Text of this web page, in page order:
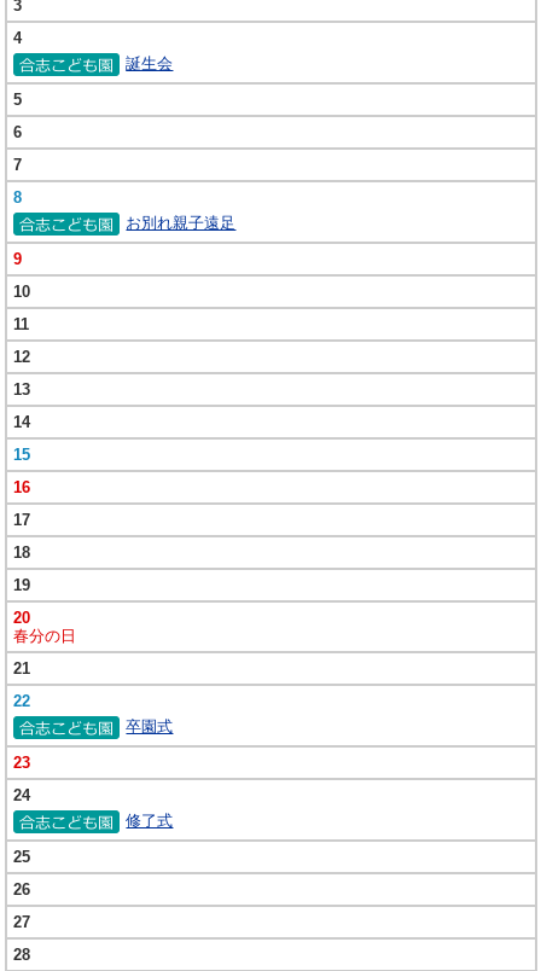
3
4
誕生会
5
6
7
8
お別れ親子遠足
9
10
11
12
13
14
15
16
17
18
19
20
春分の日
21
22
卒園式
23
24
修了式
25
26
27
28